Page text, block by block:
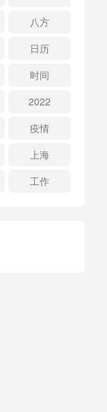
八方
日历
时间
2022
疫情
上海
工作